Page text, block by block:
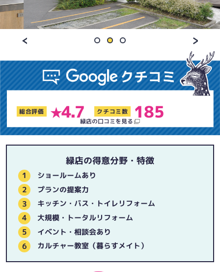
総合評価 ★4.7 クチコミ数 185
緑店の口コミを見る
緑店の得意分野・特徴
ショールームあり
プランの提案力
キッチン・バス・トイレリフォーム
大規模・トータルリフォーム
イベント・相談会あり
カルチャー教室（暮らすメイト）